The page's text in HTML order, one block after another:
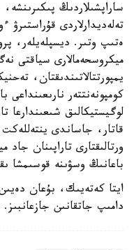
ساراپشىلاردىڭ پىكىرىنشە،
تەلەديدارلاردى
ەتىپ وتىر. ديسپلەيلەر،
ميكروسحەمالارى سياقتى
يمپورتتالاتىندىقتان،
كومپونەنتتەر نارىعىنداعى
لوگيستيكالىق شىعىندارعا
قاتار، جاساندى
ورتالىقتارى تاراپىنان جاد
باعانىڭ وسۋىنە قوسىمشا
ايتا كەتەيىك، بۇعان
دامىپ جاتقانىن جازعانبىز.